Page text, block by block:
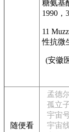
糖氨基
1990，
11
性抗微
(安徽
随便看
孟德
孤立
宇宙
宇宙